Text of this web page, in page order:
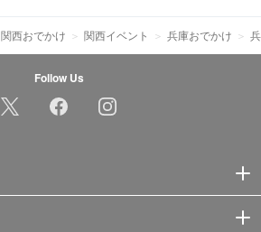
関西おでかけ 関西イベント 兵庫おでかけ
Follow Us